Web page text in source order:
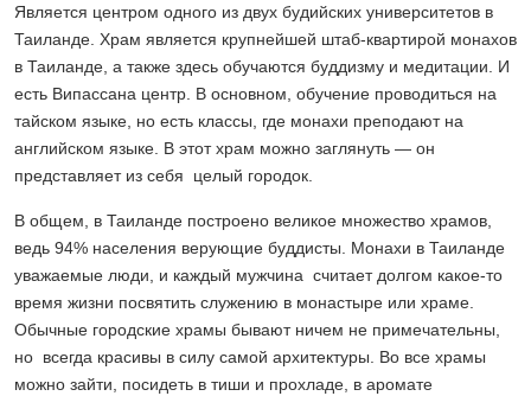
Является центром одного из двух будийских университетов в
Таиланде. Храм является крупнейшей штаб-квартирой монахов
в Таиланде, а также здесь обучаются буддизму и медитации. И
есть Випассана центр. В основном, обучение проводиться на
тайском языке, но есть классы, где монахи преподают на
английском языке. В этот храм можно заглянуть — он
представляет из себя целый городок.
В общем, в Таиланде построено великое множество храмов,
ведь 94% населения верующие буддисты. Монахи в Таиланде
уважаемые люди, и каждый мужчина считает долгом какое-то
время жизни посвятить служению в монастыре или храме.
Обычные городские храмы бывают ничем не примечательны,
но всегда красивы в силу самой архитектуры. Во все храмы
можно зайти, посидеть в тиши и прохладе, в аромате